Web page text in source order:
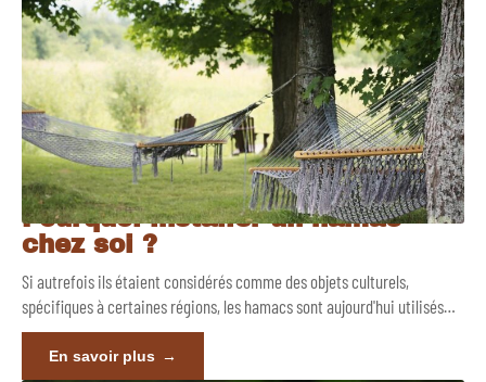
Pourquoi installer un hamac
chez soi ?
Si autrefois ils étaient considérés comme des objets culturels,
spécifiques à certaines régions, les hamacs sont aujourd'hui utilisés…
En savoir plus